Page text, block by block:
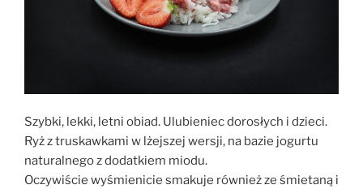
Szybki, lekki, letni obiad. Ulubieniec dorosłych i dzieci.
Ryż z truskawkami w lżejszej wersji, na bazie jogurtu
naturalnego z dodatkiem miodu.
Oczywiście wyśmienicie smakuje również ze śmietaną i